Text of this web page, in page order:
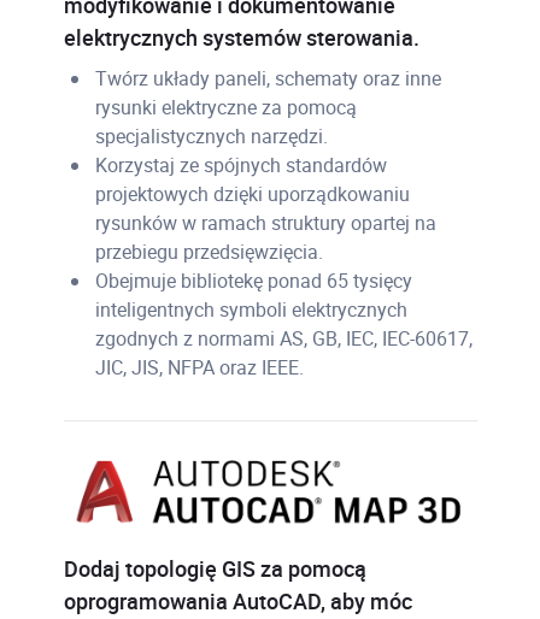
elektrycznych systemów sterowania.
Twórz układy paneli, schematy oraz inne
rysunki elektryczne za pomocą
specjalistycznych narzędzi.
Korzystaj ze spójnych standardów
projektowych dzięki uporządkowaniu
rysunków w ramach struktury opartej na
przebiegu przedsięwzięcia.
Obejmuje bibliotekę ponad 65 tysięcy
inteligentnych symboli elektrycznych
zgodnych z normami AS, GB, IEC, IEC-60617,
JIC, JIS, NFPA oraz IEEE.
Dodaj topologię GIS za pomocą
oprogramowania AutoCAD, aby móc